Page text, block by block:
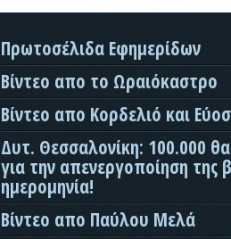
Πρωτοσέλιδα Εφημερίδων
Βίντεο απο το Ωραιόκαστρο
Βίντεο απο Κορδελιό και
Δυτ. Θεσσαλονίκη: 100.000
για την απενεργοποίηση της
ημερομηνία!
Βίντεο απο Παύλου Μελά